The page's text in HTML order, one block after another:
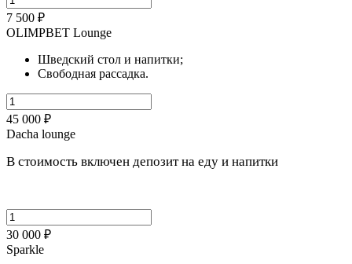
7 500 ₽
OLIMPBET Lounge
Шведский стол и напитки;
Свободная рассадка.
45 000 ₽
Dacha lounge
В стоимость включен депозит на еду и напитки
30 000 ₽
Sparkle